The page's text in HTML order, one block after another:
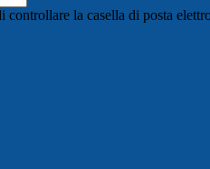
controllare la casella di posta